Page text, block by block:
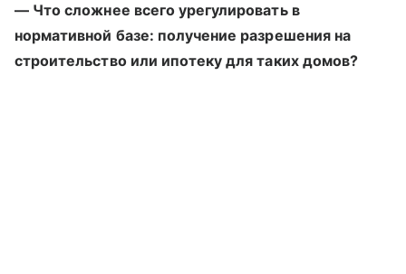
— Что сложнее всего урегулировать в
нормативной базе: получение разрешения на
строительство или ипотеку для таких домов?